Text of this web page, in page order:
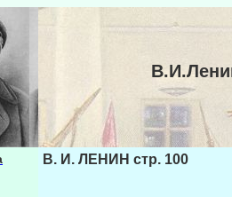
В. И. ЛЕНИН стр. 100